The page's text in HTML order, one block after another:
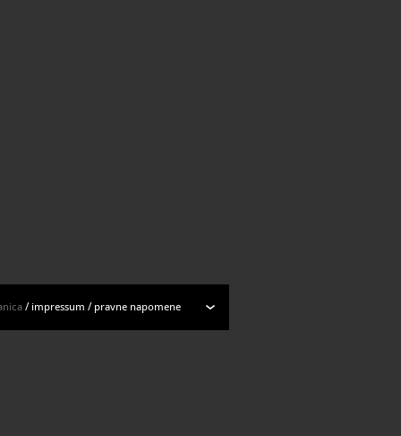
/ impressum / pravne napomene